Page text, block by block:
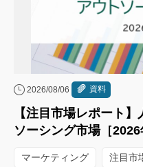
2026/08/06 資料
【注目市場レポート
ソーシング市場［2026
マーケティング 注目市